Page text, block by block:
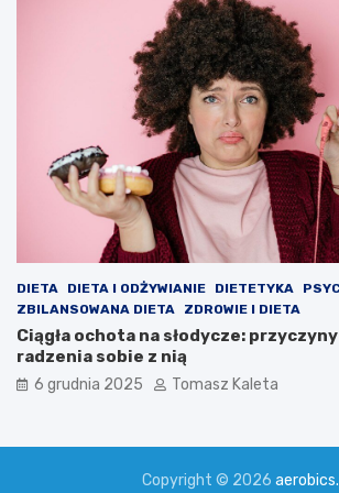
DIETA DIETA I ODŻYWIANIE DIETETYKA
ZBILANSOWANA DIETA
ZDROWIE I DIETA
Ciągła ochota na słodycze:
radzenia sobie z nią
6 grudnia 2025 Tomasz Kaleta
Copyright © 2026